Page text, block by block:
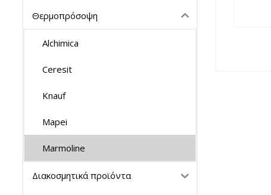
Θερμοπρόσοψη
Alchimica
Ceresit
Knauf
Mapei
Marmoline
Διακοσμητικά προϊόντα